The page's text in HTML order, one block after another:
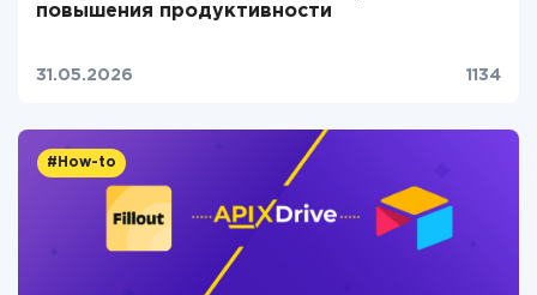
повышения продуктивности
31.05.2026 1134
#How-to